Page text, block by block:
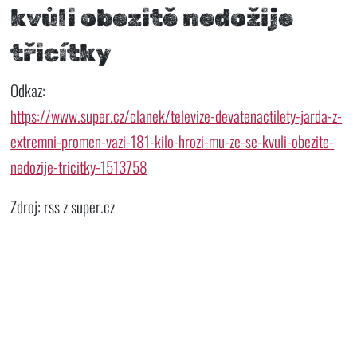
kvůli obezitě nedožije
třicítky
Odkaz:
https://www.super.cz/clanek/televize-devatenactilety-jarda-z-
extremni-promen-vazi-181-kilo-hrozi-mu-ze-se-kvuli-obezite-
nedozije-tricitky-1513758
Zdroj: rss z super.cz